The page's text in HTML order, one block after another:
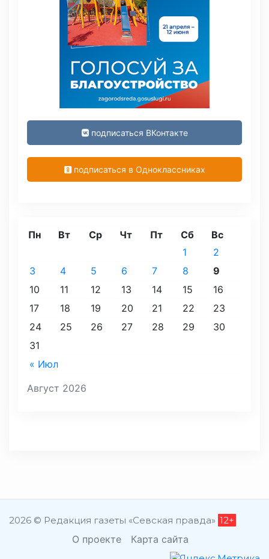
подписаться ВКонтакте
подписаться в Одноклассниках
Август 2026
Пн Вт Ср Чт Пт Сб Вс
« Июл
1
2
3
4 5 6 7 8
9
10
11 12 13 14 15
16
17
18 19 20 21 22
23
24
25 26 27 28 29
30
31
2026 © Редакция газеты «Севская правда» 12+
О проекте Карта сайта